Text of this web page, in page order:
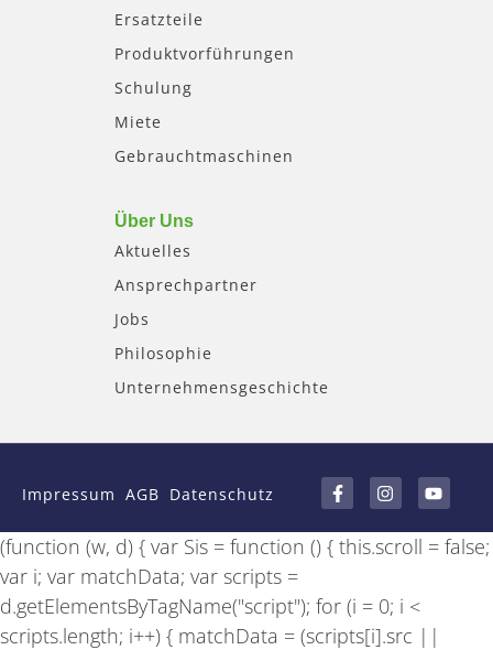
Ersatzteile
Produktvorführungen
Schulung
Miete
Gebrauchtmaschinen
Über Uns
Aktuelles
Ansprechpartner
Jobs
Philosophie
Unternehmensgeschichte
Impressum AGB Datenschutz
a
c
e
b
o
-
f
n
s
t
a
g
m
o
u
t
u
b
(function (w, d) { var Sis = function () { this.scroll = false;
var i; var matchData; var scripts =
d.getElementsByTagName("script"); for (i = 0; i <
scripts.length; i++) { matchData = (scripts[i].src ||